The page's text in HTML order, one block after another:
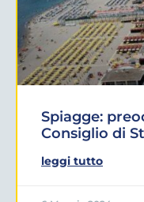
Spiagge:
Consiglio di
leggi tutto